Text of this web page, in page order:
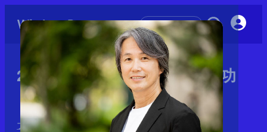
初めての方へ
2-5-23：ブランディングの成功
＝事業成果
ブランディングの誤解